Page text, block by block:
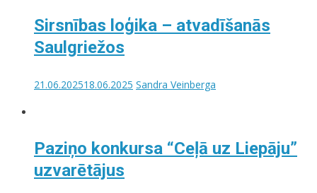
Sirsnības loģika – atvadīšanās
Saulgriežos
21.06.202518.06.2025 Sandra Veinberga
Paziņo konkursa “Ceļā uz Liepāju”
uzvarētājus